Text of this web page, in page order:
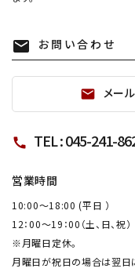
mail お問い合わせ
mail メー
call TEL : 045-241-
営業時間
10:00～18:00 (平日 ）
12：00～19：00（土、日、祝）
※月曜日定休。
月曜日が祝日の場合は翌日